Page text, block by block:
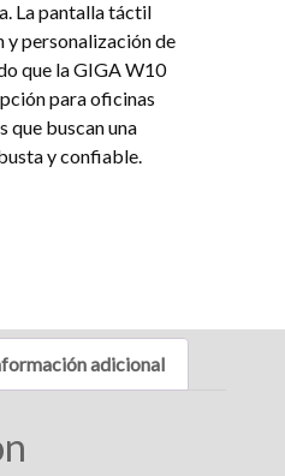
La pantalla táctil
personalización de
que la GIGA W10
para oficinas
que buscan una
y confiable.
adicional